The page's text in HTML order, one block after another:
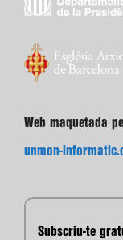
Web maquetada
unmon-
Subscriu-te